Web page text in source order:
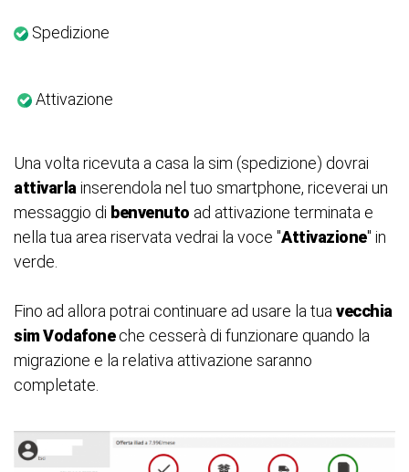
Spedizione
Attivazione
Una volta ricevuta a casa la sim (spedizione) dovrai
attivarla inserendola nel tuo smartphone, riceverai un
messaggio di benvenuto ad attivazione terminata e
nella tua area riservata vedrai la voce "Attivazione" in
verde.
Fino ad allora potrai continuare ad usare la tua vecchia
sim Vodafoneche cesserà di funzionare quando la
migrazione e la relativa attivazione saranno
completate.